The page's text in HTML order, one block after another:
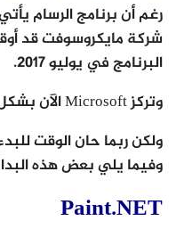
رغم أن برنامج الرسام
شركة مايكروسوفت قد
البرنامج في يوليو 2017.
وتركز Microsoft الآن بشكل مباشر على Paint 3D الجديد.
ولكن ربما حان الوقت
وفيما يلي بعض هذه
Paint.NET